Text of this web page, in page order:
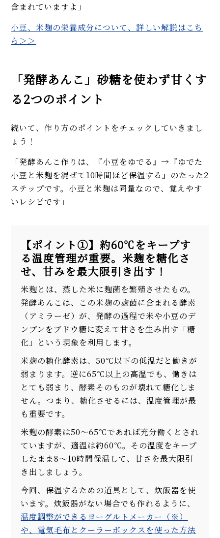
含まれていますよ」
小豆、米麹の栄養成分について、詳しい解説はこち
ら＞＞
「発酵あんこ」砂糖を使わず甘くす
る2つのポイント
続いて、作り方のポイントをチェックしていきまし
ょう！
「発酵あんこ作りは、『小豆をゆでる』→『ゆでた
小豆と米麹を混ぜて10時間ほど保温する』のたった2
ステップです。小豆と米麹は同量なので、覚えやす
いレシピです」
【ポイント①】約60℃をキープす
る温度管理が重要。米麹を糖化さ
せ、甘みを最大限引き出す！
米麹とは、蒸した米に麹菌を繁殖させたもの。
発酵あんこは、この米麹の麹菌に含まれる酵素
（アミラーゼ）が、発酵の過程で米や小豆のデ
ンプンをブドウ糖に変えて甘さを生み出す「糖
化」という現象を利用します。
米麹の糖化酵素は、50℃以下の低温だと働きが
弱まります。逆に65℃以上の高温でも、働きは
とても弱まり、酵素そのものが壊れて糖化しま
せん。つまり、糖化させるには、温度管理が最
も重要です。
米麹の酵素は50～65℃であれば充分働くとされ
ていますが、適温は約60℃。その温度をキープ
したまま8～10時間保温して、甘さを最大限引
き出しましょう。
今回、保温するための道具として、炊飯器を使
います。炊飯器がない場合でも作れるように、
温度調整ができるヨーグルトメーカー（※）
や、電気毛布とクーラーボックスを使った方法